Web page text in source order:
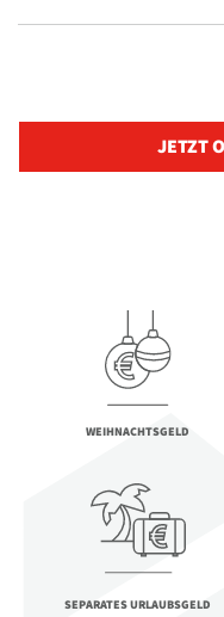
JETZT
WEIHNACHTSGELD
SEPARATES URLAUBSGELD